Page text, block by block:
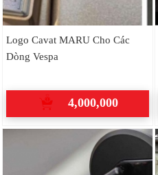
Logo Cavat MARU Cho Các
Dòng Vespa
4,000,000